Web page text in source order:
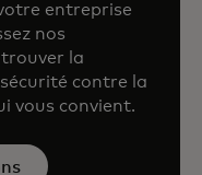
entreprise
nos
la
contre la
vous convient.